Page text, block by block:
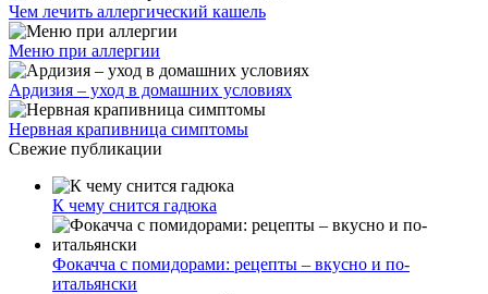
Чем лечить аллергический кашель
Меню при аллергии
Ардизия – уход в домашних условиях
Нервная крапивница симптомы
Свежие публикации
К чему снится гадюка
Фокачча с помидорами: рецепты – вкусно и по-
итальянски